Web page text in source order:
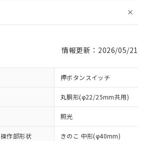
情報更新：2026/05/21
押ボタンスイッチ
丸胴形(φ22/25mm共用)
照光
操作部形状 きのこ 中形(φ40mm)